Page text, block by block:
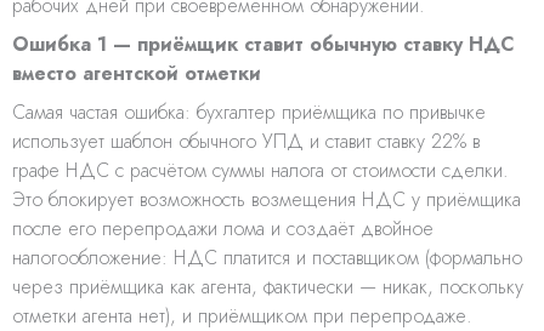
Ошибка 1 — приёмщик ставит обычную ставку НДС
вместо агентской отметки
Самая частая ошибка: бухгалтер приёмщика по привычке
использует шаблон обычного УПД и ставит ставку 22% в
графе НДС с расчётом суммы налога от стоимости сделки.
Это блокирует возможность возмещения НДС у приёмщика
после его перепродажи лома и создаёт двойное
налогообложение: НДС платится и поставщиком (формально
через приёмщика как агента, фактически — никак, поскольку
отметки агента нет), и приёмщиком при перепродаже.